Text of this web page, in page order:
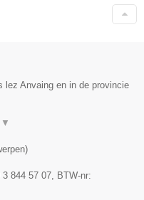
lez Anvaing en in de provincie
▼
)
3 844 57 07 , BTW-nr: